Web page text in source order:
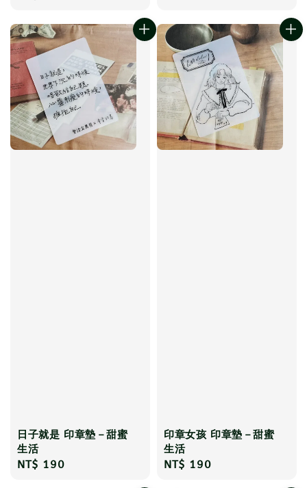
日子就是 印章墊－甜蜜
生活
Regular
NT$ 190
印章女孩 印章墊－甜蜜
生活
Regular
NT$ 190